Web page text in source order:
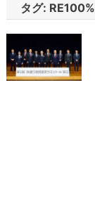
タグ: RE100%